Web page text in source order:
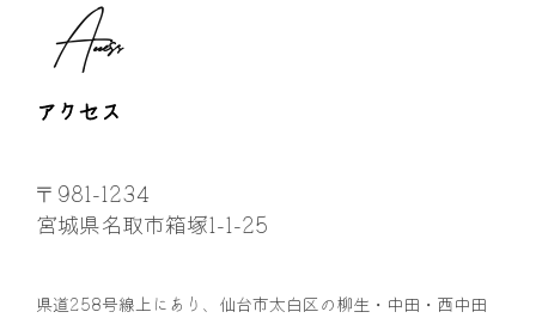
Access
アクセス
〒981-1234
宮城県名取市箱塚1-1-25
県道258号線上にあり、仙台市太白区の柳生・中田・西中田